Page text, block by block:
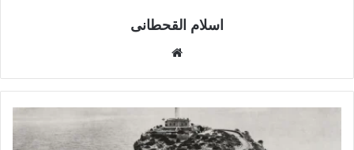
اسلام القحطانى
ق
ع
ا